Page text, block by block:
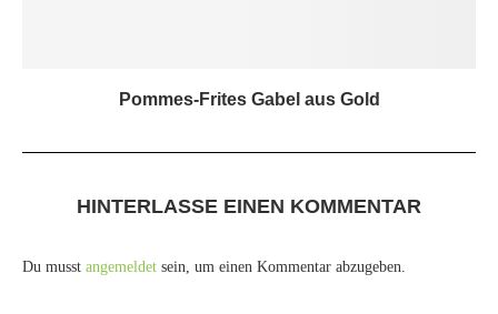
Pommes-Frites Gabel aus Gold
HINTERLASSE EINEN KOMMENTAR
Du musst angemeldet sein, um einen Kommentar abzugeben.